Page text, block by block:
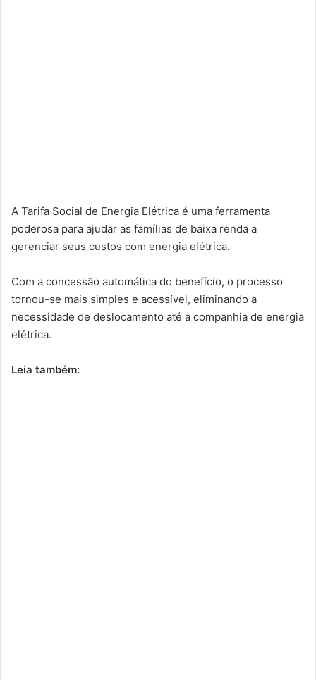
A Tarifa Social de Energia Elétrica é uma ferramenta
poderosa para ajudar as famílias de baixa renda a
gerenciar seus custos com energia elétrica.
Com a concessão automática do benefício, o processo
tornou-se mais simples e acessível, eliminando a
necessidade de deslocamento até a companhia de energia
elétrica.
Leia também: